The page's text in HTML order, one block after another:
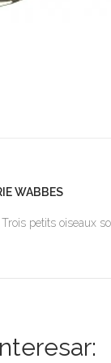
WABBES
petits oiseaux